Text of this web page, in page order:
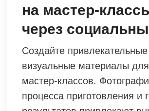
на мастер-
через
Создайте привлекательные
визуальные материалы
мастер-классов.
процесса приготовления и